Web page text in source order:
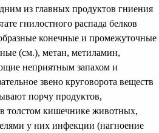
из главных продуктов гниения
гнилостного распада белков
конечные и промежуточные
(см.), метан, метиламин,
неприятным запахом и
звено круговорота веществ
порчу продуктов,
толстом кишечнике животных,
у них инфекции (нагноение